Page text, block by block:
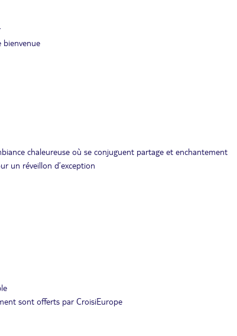
bienvenue
chaleureuse où se conjuguent partage et enchantement
un réveillon d’exception
sont offerts par CroisiEurope